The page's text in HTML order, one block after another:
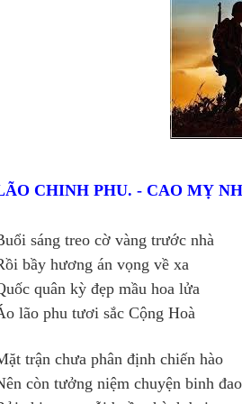
CHINH PHU. - CAO MỴ
sáng treo cờ vàng trước nhà
bầy hương án vọng về xa
quân kỳ đẹp mầu hoa lửa
lão phu tươi sắc Cộng Hoà
trận chưa phân định chiến hào
còn tưởng niệm chuyện binh đao